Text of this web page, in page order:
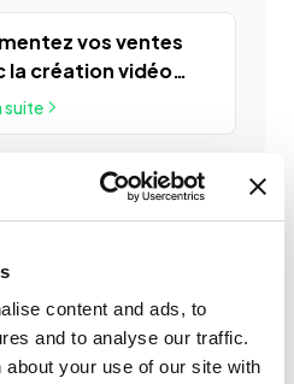
content and ads, to
and to analyse our traffic.
your use of our site with
vos ventes
la création vidéo
suite